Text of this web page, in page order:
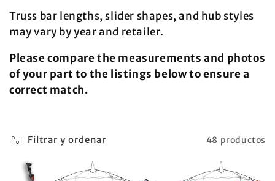
c
i
ó
n
Truss bar lengths, slider shapes, and hub styles
may vary by year and retailer.
Please compare the measurements and photos
of your part to the listings below to ensure a
correct match.
Filtrar y ordenar 48 productos